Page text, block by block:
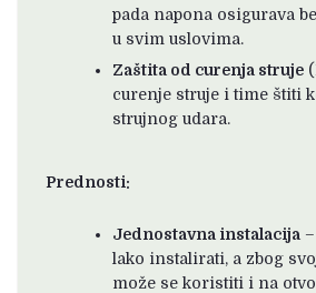
pada napona osigurava
u svim uslovima.
Zaštita od curenja struje
curenje struje i time štiti
strujnog udara.
Prednosti:
Jednostavna instalacija
lako instalirati, a zbog
može se koristiti i na